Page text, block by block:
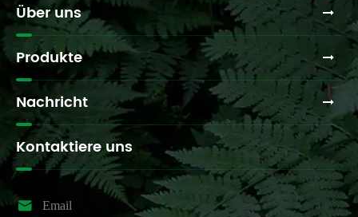
Über uns
Produkte
Nachricht
Kontaktiere uns
 Email